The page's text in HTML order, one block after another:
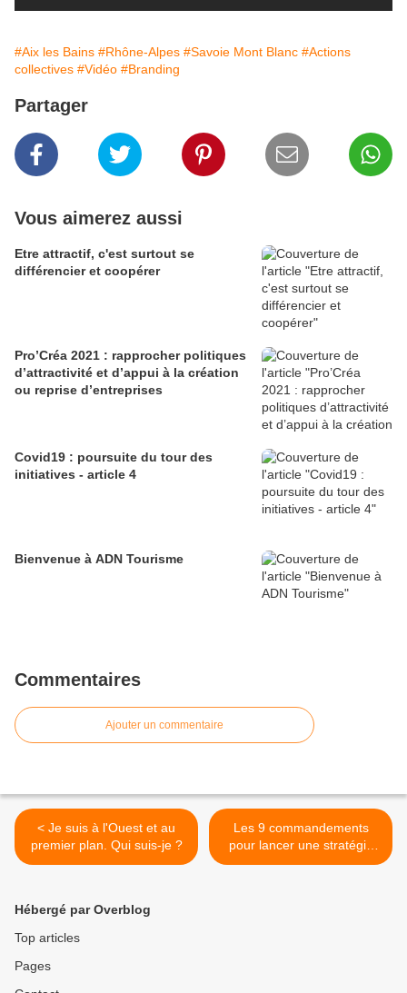
#Aix les Bains #Rhône-Alpes #Savoie Mont Blanc #Actions
collectives #Vidéo #Branding
Partager
Vous aimerez aussi
Etre attractif, c'est surtout se
différencier et coopérer
Pro’Créa 2021 : rapprocher politiques
d’attractivité et d’appui à la création
ou reprise d’entreprises
Covid19 : poursuite du tour des
initiatives - article 4
Bienvenue à ADN Tourisme
Commentaires
Ajouter un commentaire
< Je suis à l'Ouest et au
premier plan. Qui suis-je ?
Les 9 commandements
pour lancer une stratégie
réussie de marketing
Hébergé par Overblog
Top articles
Pages